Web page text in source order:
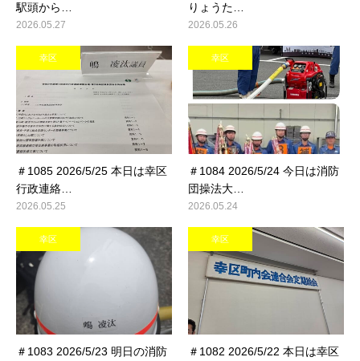
駅頭から…
2026.05.27
りょうた…
2026.05.26
幸区
＃1085 2026/5/25 本日は幸区
行政連絡…
2026.05.25
幸区
＃1084 2026/5/24 今日は消防
団操法大…
2026.05.24
幸区
＃1083 2026/5/23 明日の消防
幸区
＃1082 2026/5/22 本日は幸区